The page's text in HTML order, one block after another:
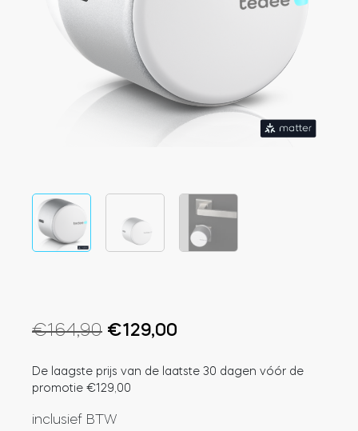
Bedrijf
Tedee GO2
Accessoires
WINKELZOEKER
€164,90 Oorspronkelijke
was:
€129,00
De laagste prijs van de laatste 30 dagen vóór de
promotie €129,00
inclusief BTW